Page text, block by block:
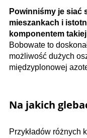
Powinniśmy je siać
mieszankach i
komponentem
Bobowate to
możliwość dużych
międzyplonowej
Na jakich
Przykładów różnych